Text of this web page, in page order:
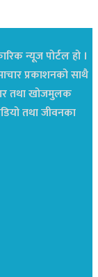
न्यूज पोर्टल हो ।
प्रकाशनको साथै
तथा खोजमुलक
तथा जीवनका